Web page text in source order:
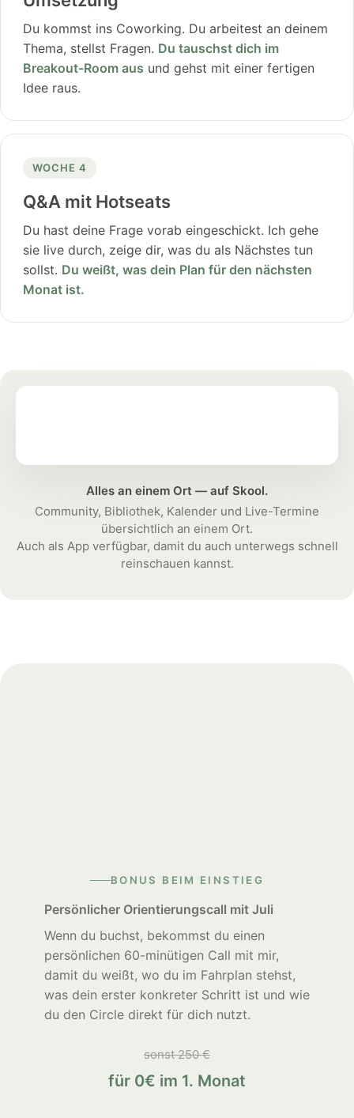
Du kommst ins Coworking. Du arbeitest an deinem
Thema, stellst Fragen. Du tauschst dich im
Breakout-Room aus und gehst mit einer fertigen
Idee raus.
WOCHE 4
Q&A mit Hotseats
Du hast deine Frage vorab eingeschickt. Ich gehe
sie live durch, zeige dir, was du als Nächstes tun
sollst. Du weißt, was dein Plan für den nächsten
Monat ist.
Alles an einem Ort — auf Skool.
Community, Bibliothek, Kalender und Live-Termine
übersichtlich an einem Ort.
Auch als App verfügbar, damit du auch unterwegs schnell
reinschauen kannst.
BONUS BEIM EINSTIEG
Persönlicher Orientierungscall mit Juli
Wenn du buchst, bekommst du einen
persönlichen 60-minütigen Call mit mir,
damit du weißt, wo du im Fahrplan stehst,
was dein erster konkreter Schritt ist und wie
du den Circle direkt für dich nutzt.
sonst 250 €
für 0€ im 1. Monat